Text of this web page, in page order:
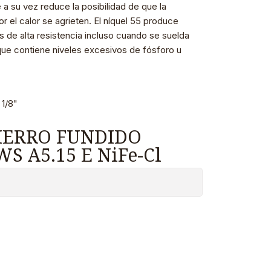
su vez reduce la posibilidad de que la
el calor se agrieten. El níquel 55 produce
de alta resistencia incluso cuando se suelda
contiene niveles excesivos de fósforo u
8"
FUNDIDO
A5.15 E NiFe-Cl